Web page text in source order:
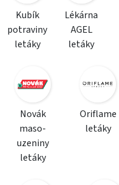
Kubík
potraviny
letáky
Lékárna
AGEL
letáky
Novák
maso-
uzeniny
letáky
Oriflame
letáky